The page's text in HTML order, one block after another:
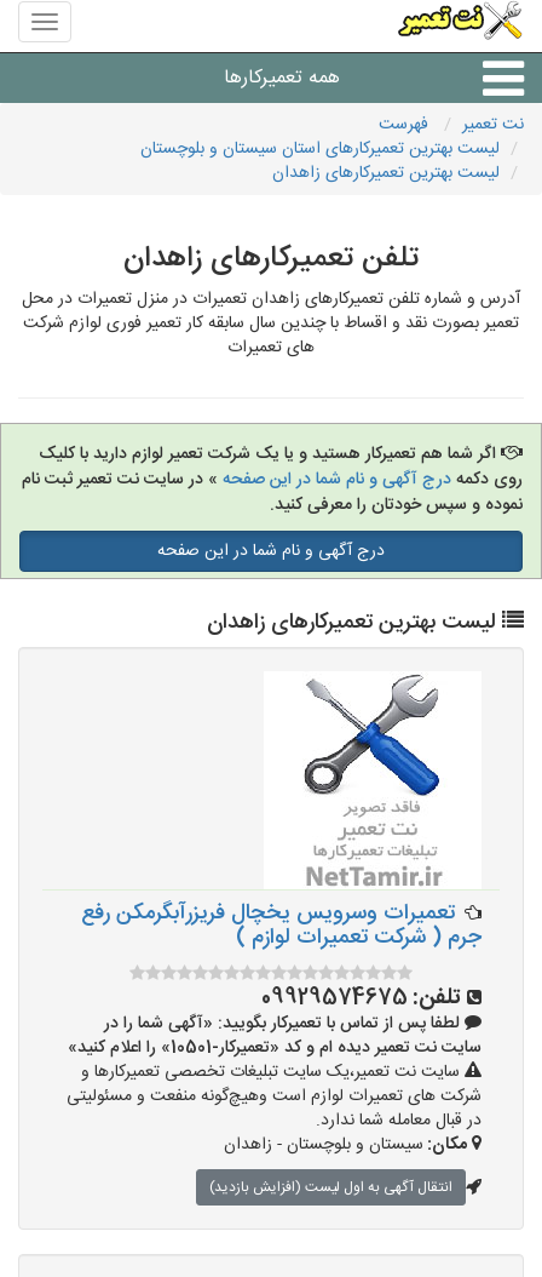
منوی
سایت
تعمیر
همه تعمیرکارها
شرکت های تعمیرات لوازم
نت تعمیر
فهرست
لیست بهترین تعمیرکارهای استان سیستان و بلوچستان
لیست بهترین تعمیرکارهای زاهدان
تلفن تعمیرکارهای زاهدان
آدرس و شماره تلفن تعمیرکارهای زاهدان تعمیرات در منزل تعمیرات در محل
تعمیر بصورت نقد و اقساط با چندین سال سابقه کار تعمیر فوری لوازم شرکت
های تعمیرات
اگر شما هم تعمیرکار هستید و یا یک شرکت تعمیر لوازم دارید با کلیک
روی دکمهدرج آگهی و نام شما در این صفحه » در سایت نت تعمیر ثبت نام
نموده و سپس خودتان را معرفی کنید.
درج آگهی و نام شما در این صفحه
لیست بهترین تعمیرکارهای زاهدان
تعمیرات وسرویس یخچال فریزرآبگرمکن رفع
جرم ( شرکت تعمیرات لوازم )
تلفن: 09929574675
لطفا پس از تماس با تعمیرکار بگویید: «آگهی شما را در
سایت نت تعمیر دیده ام و کد «تعمیرکار-10501» را اعلام کنید»
سایت نت تعمیر،یک سایت تبلیغات تخصصی تعمیرکارها و
شرکت های تعمیرات لوازم است وهیچ‌گونه منفعت و مسئولیتی
در قبال معامله شما ندارد.
مکان: سیستان و بلوچستان - زاهدان
انتقال آگهی به اول لیست (افزایش بازدید)